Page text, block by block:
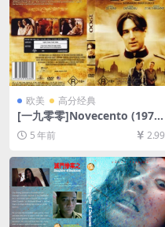
欧美 高分经典
[一九零零]Novecento (1976)
315min完整版[百度网盘+迅
雷云盘资源1080P超清未删减]
[MP4/19GB][中英字幕]
5 年前 2.99